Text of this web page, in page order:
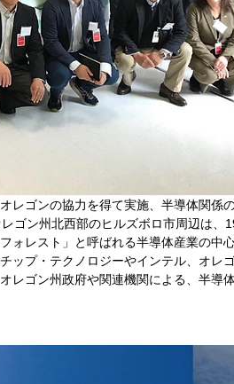
レゴンの協力を得て実施、半導体関係
ゴン州北西部のヒルズボロ市周辺は、
ォレスト」と呼ばれる半導体産業の中心
ップ・テクノロジーやインテル、オレ
レゴン州政府や関連機関による、半導